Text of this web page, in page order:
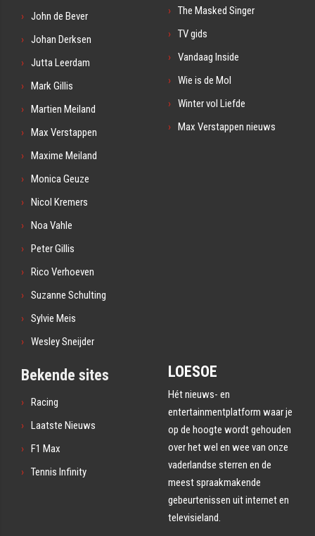
John de Bever
Johan Derksen
Jutta Leerdam
Mark Gillis
Martien Meiland
Max Verstappen
Maxime Meiland
Monica Geuze
Nicol Kremers
Noa Vahle
Peter Gillis
Rico Verhoeven
Suzanne Schulting
Sylvie Meis
Wesley Sneijder
The Masked Singer
TV gids
Vandaag Inside
Wie is de Mol
Winter vol Liefde
Max Verstappen nieuws
Bekende sites
Racing
Laatste Nieuws
F1 Max
Tennis Infinity
LOESOE
Hét nieuws- en
entertainmentplatform waar je
op de hoogte wordt gehouden
over het wel en wee van onze
vaderlandse sterren en de
meest spraakmakende
gebeurtenissen uit internet en
televisieland.